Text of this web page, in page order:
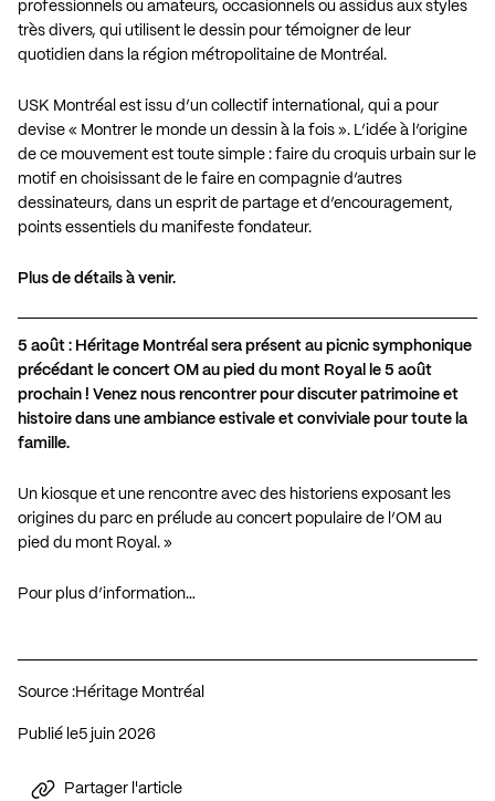
professionnels ou amateurs, occasionnels ou assidus aux styles
très divers, qui utilisent le dessin pour témoigner de leur
quotidien dans la région métropolitaine de Montréal.
USK Montréal est issu d’un collectif international, qui a pour
devise « Montrer le monde un dessin à la fois ». L’idée à l’origine
de ce mouvement est toute simple : faire du croquis urbain sur le
motif en choisissant de le faire en compagnie d’autres
dessinateurs, dans un esprit de partage et d’encouragement,
points essentiels du manifeste fondateur.
Plus de détails à venir.
5 août : Héritage Montréal sera présent au picnic symphonique
précédant le concert OM au pied du mont Royal le 5 août
prochain ! Venez nous rencontrer pour discuter patrimoine et
histoire dans une ambiance estivale et conviviale pour toute la
famille.
Un kiosque et une rencontre avec des historiens exposant les
origines du parc en prélude au concert populaire de l’OM au
pied du mont Royal. »
Pour plus d’information…
Source :Héritage Montréal
Publié le 5 juin 2026
Partager l'article